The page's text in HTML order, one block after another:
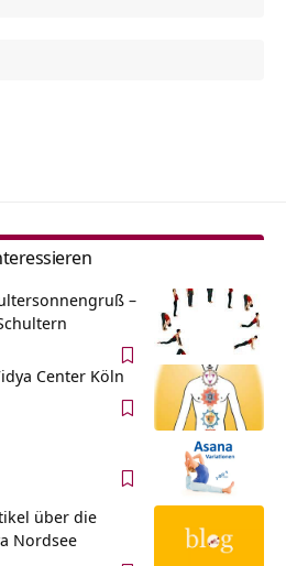
–
Center Köln
über die
Nordsee